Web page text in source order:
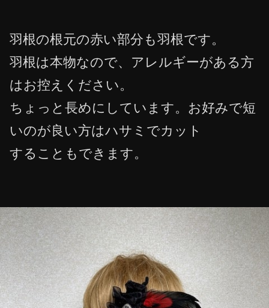
羽根の根元の赤い部分も羽根です。
羽根は本物なので、アレルギーがある方
はお控えください。
ちょっと長めにしています。お好みで短
いのが良い方はハサミでカット
することもできます。